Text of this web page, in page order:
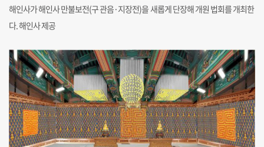
해인사가 해인사 만불보전(구 관음·지장전)을 새롭게 단장해 개원 법회를 개최한
다. 해인사 제공